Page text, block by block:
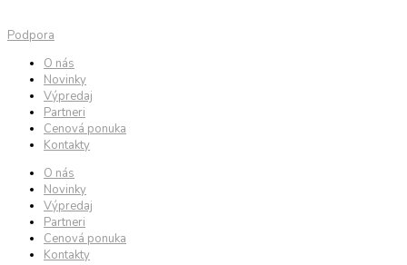
Podpora
O nás
Novinky
Výpredaj
Partneri
Cenová ponuka
Kontakty
O nás
Novinky
Výpredaj
Partneri
Cenová ponuka
Kontakty